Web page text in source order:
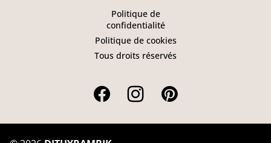
Politique de
confidentialité
Politique de cookies
Tous droits réservés